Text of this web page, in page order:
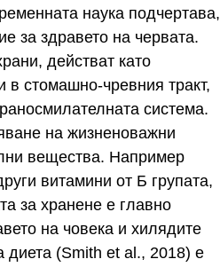
наука подчертава,
за здравето на червата.
действат като
в стомашно-чревния тракт,
система.
на жизненоважни
вещества. Например
витамини от Б групата,
за хранене е главно
на човека и хилядите
диета (Smith et al., 2018) е